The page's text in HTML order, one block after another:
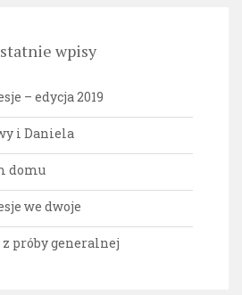
wpisy
– edycja 2019
i Daniela
domu
we dwoje
z próby generalnej